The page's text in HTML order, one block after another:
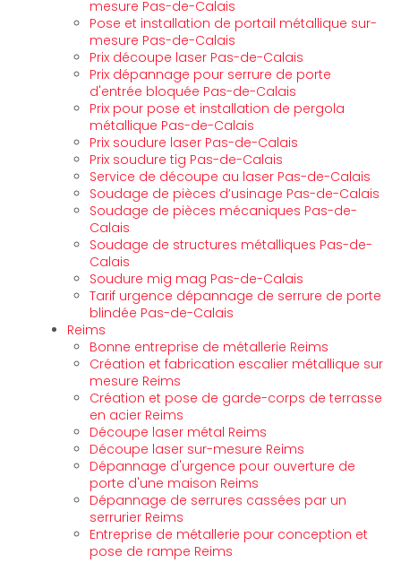
mesure Pas-de-Calais
Pose et installation de portail métallique sur-
mesure Pas-de-Calais
Prix découpe laser Pas-de-Calais
Prix dépannage pour serrure de porte
d'entrée bloquée Pas-de-Calais
Prix pour pose et installation de pergola
métallique Pas-de-Calais
Prix soudure laser Pas-de-Calais
Prix soudure tig Pas-de-Calais
Service de découpe au laser Pas-de-Calais
Soudage de pièces d’usinage Pas-de-Calais
Soudage de pièces mécaniques Pas-de-
Calais
Soudage de structures métalliques Pas-de-
Calais
Soudure mig mag Pas-de-Calais
Tarif urgence dépannage de serrure de porte
blindée Pas-de-Calais
Reims
Bonne entreprise de métallerie Reims
Création et fabrication escalier métallique sur
mesure Reims
Création et pose de garde-corps de terrasse
en acier Reims
Découpe laser métal Reims
Découpe laser sur-mesure Reims
Dépannage d'urgence pour ouverture de
porte d'une maison Reims
Dépannage de serrures cassées par un
serrurier Reims
Entreprise de métallerie pour conception et
pose de rampe Reims